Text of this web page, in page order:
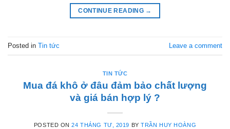
CONTINUE READING →
Posted in Tin tức Leave a comment
TIN TỨC
Mua đá khô ở đâu đảm bảo chất lượng
và giá bán hợp lý ?
POSTED ON24 THÁNG TƯ, 2019 BYTRẦN HUY HOÀNG